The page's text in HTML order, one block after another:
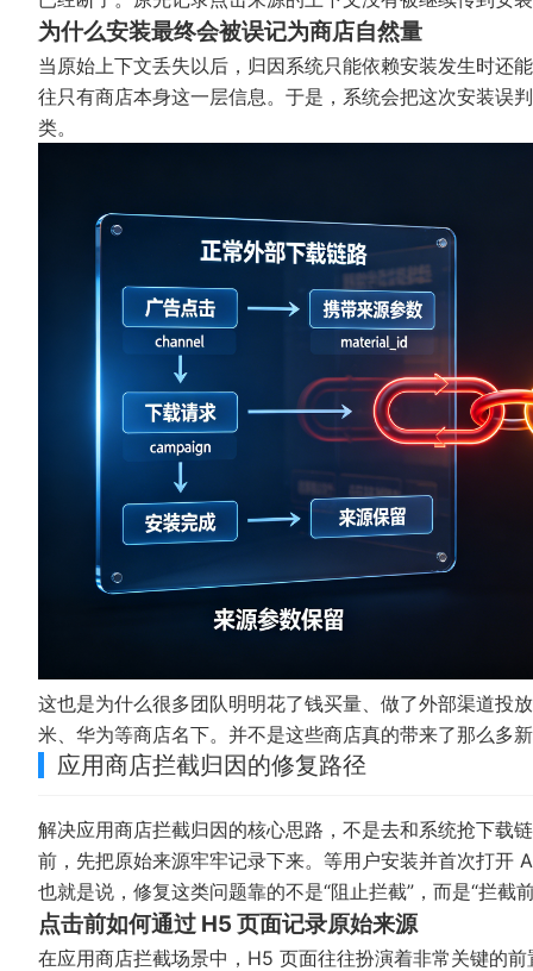
为什么安装最终会被误记为商店自然量
当原始上下文丢失以后，归因系统只能依赖安装发生时还
往只有商店本身这一层信息。于是，系统会把这次安装误
类。
这也是为什么很多团队明明花了钱买量、做了外部渠道投
米、华为等商店名下。并不是这些商店真的带来了那么多
应用商店拦截归因的修复路径
解决应用商店拦截归因的核心思路，不是去和系统抢下载
前，先把原始来源牢牢记录下来。等用户安装并首次打开
也就是说，修复这类问题靠的不是“阻止拦截”，而是“拦截
点击前如何通过 H5 页面记录原始来源
在应用商店拦截场景中，H5 页面往往扮演着非常关键的